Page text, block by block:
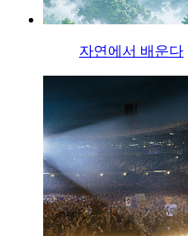
자연에서 배운다